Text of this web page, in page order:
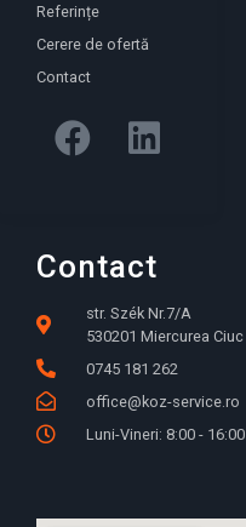
Referințe
Cerere de ofertă
Contact
Contact
str. Szék Nr.7/A
530201 Miercurea
0745 181 262
office@koz-service.ro
Luni-Vineri: 8:00 - 16:00